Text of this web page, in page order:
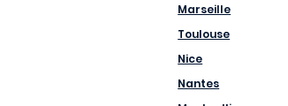
Marseille
Toulouse
Nice
Nantes